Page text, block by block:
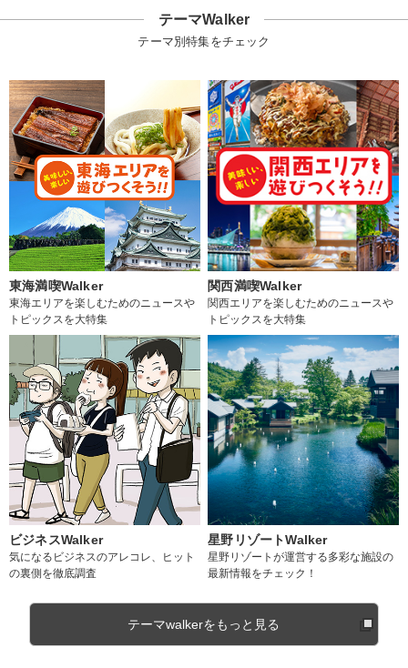
テーマWalker
テーマ別特集をチェック
東海満喫Walker
東海エリアを楽しむためのニュースや
トピックスを大特集
関西満喫Walker
関西エリアを楽しむためのニュースや
トピックスを大特集
ビジネスWalker
気になるビジネスのアレコレ、ヒット
の裏側を徹底調査
星野リゾートWalker
星野リゾートが運営する多彩な施設の
最新情報をチェック！
テーマwalkerをもっと見る